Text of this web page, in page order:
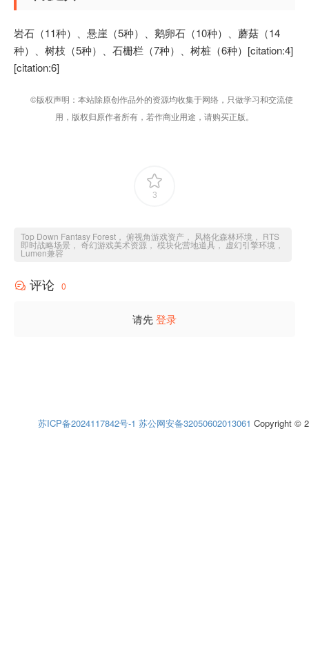
岩石（11种）、悬崖（5种）、鹅卵石（10种）、蘑菇（14
种）、树枝（5种）、石栅栏（7种）、树桩（6种）[citation:4]
[citation:6]
©版权声明：本站除原创作品外的资源均收集于网络，只做学习和交流使
用，版权归原作者所有，若作商业用途，请购买正版。
3
Top Down Fantasy Forest， 俯视角游戏资产， 风格化森林环境， RTS
即时战略场景， 奇幻游戏美术资源， 模块化营地道具， 虚幻引擎环境，
Lumen兼容
评论 0
请先登录
苏ICP备2024117842号-1 苏公网安备32050602013061 Copyright ©